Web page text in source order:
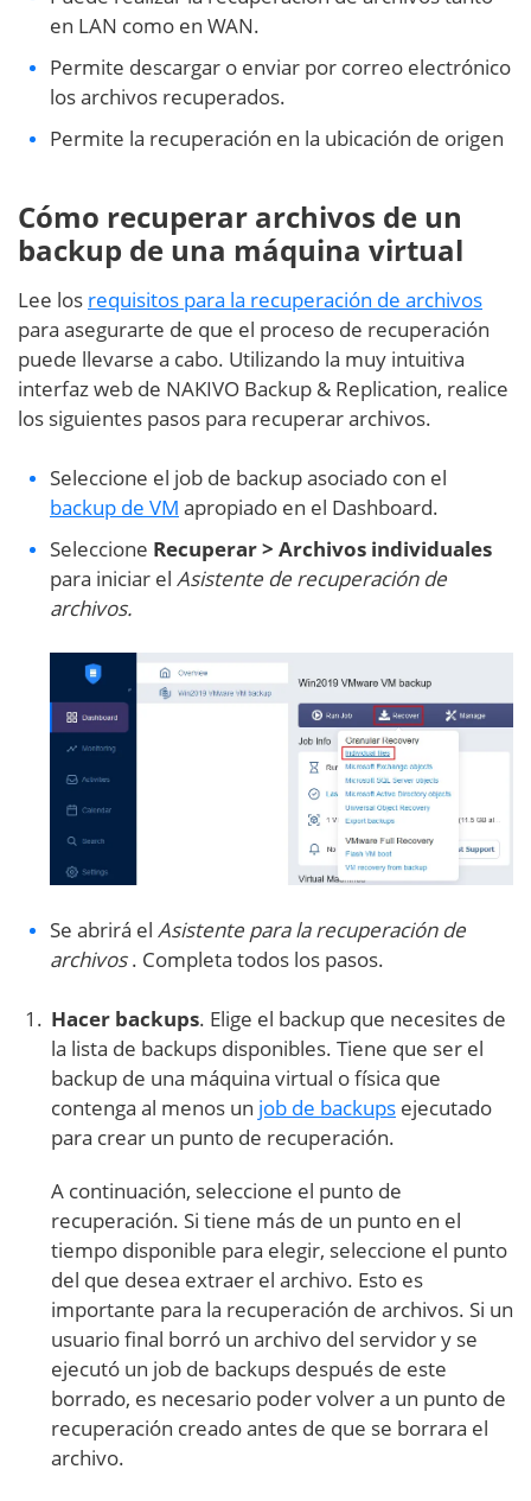
en LAN como en WAN.
Permite descargar o enviar por correo electrónico
los archivos recuperados.
Permite la recuperación en la ubicación de origen
Cómo recuperar archivos de un
backup de una máquina virtual
Lee los requisitos para la recuperación de archivos
para asegurarte de que el proceso de recuperación
puede llevarse a cabo. Utilizando la muy intuitiva
interfaz web de NAKIVO Backup & Replication, realice
los siguientes pasos para recuperar archivos.
Seleccione el job de backup asociado con el
backup de VM apropiado en el Dashboard.
Seleccione Recuperar > Archivos individuales
para iniciar el Asistente de recuperación de
archivos.
Se abrirá el Asistente para la recuperación de
archivos. Completa todos los pasos.
Hacer backups. Elige el backup que necesites de
la lista de backups disponibles. Tiene que ser el
backup de una máquina virtual o física que
contenga al menos un job de backups ejecutado
para crear un punto de recuperación.
A continuación, seleccione el punto de
recuperación. Si tiene más de un punto en el
tiempo disponible para elegir, seleccione el punto
del que desea extraer el archivo. Esto es
importante para la recuperación de archivos. Si un
usuario final borró un archivo del servidor y se
ejecutó un job de backups después de este
borrado, es necesario poder volver a un punto de
recuperación creado antes de que se borrara el
archivo.